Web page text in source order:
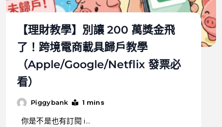
【理財教學】別讓 200 萬獎金飛
了！跨境電商載具歸戶教學
（Apple/Google/Netflix 發票必
看）
Piggybank 1 mins
你是不是也有訂閱 i...